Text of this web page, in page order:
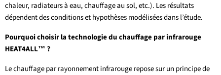
chaleur, radiateurs à eau, chauffage au sol, etc.). Les résultats
dépendent des conditions et hypothèses modélisées dans l’étude.
Pourquoi choisir la technologie du chauffage par infrarouge
HEAT4ALL™ ?
Le chauffage par rayonnement infrarouge repose sur un principe de